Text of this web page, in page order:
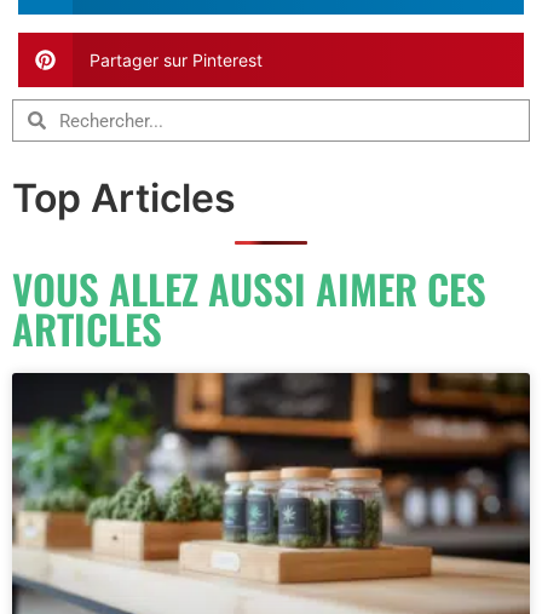
Partager sur Pinterest
Top Articles
VOUS ALLEZ AUSSI AIMER CES
ARTICLES